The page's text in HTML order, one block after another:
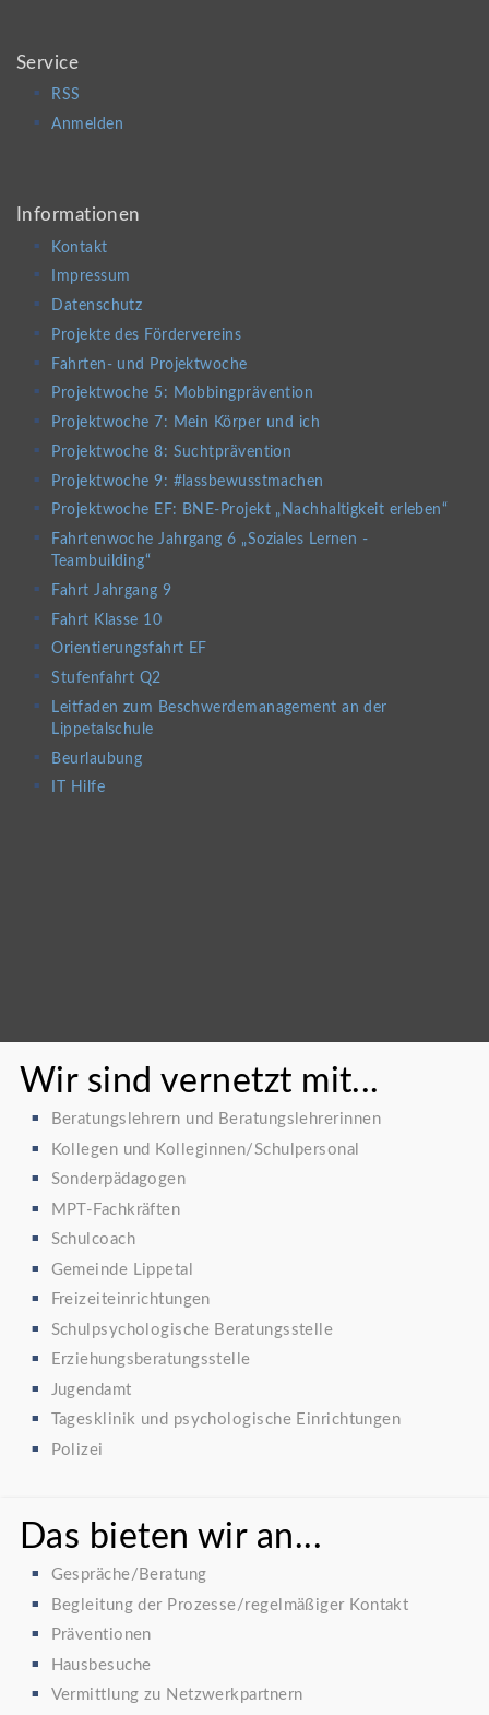
Service
RSS
Anmelden
Informationen
Kontakt
Impressum
Datenschutz
Projekte des Fördervereins
Fahrten- und Projektwoche
Projektwoche 5: Mobbingprävention
Projektwoche 7: Mein Körper und ich
Projektwoche 8: Suchtprävention
Projektwoche 9: #lassbewusstmachen
Projektwoche EF: BNE-Projekt „Nachhaltigkeit erleben“
Fahrtenwoche Jahrgang 6 „Soziales Lernen -
Teambuilding“
Fahrt Jahrgang 9
Fahrt Klasse 10
Orientierungsfahrt EF
Stufenfahrt Q2
Leitfaden zum Beschwerdemanagement an der
Lippetalschule
Beurlaubung
IT Hilfe
Wir sind vernetzt mit...
Beratungslehrern und Beratungslehrerinnen
Kollegen und Kolleginnen/Schulpersonal
Sonderpädagogen
MPT-Fachkräften
Schulcoach
Gemeinde Lippetal
Freizeiteinrichtungen
Schulpsychologische Beratungsstelle
Erziehungsberatungsstelle
Jugendamt
Tagesklinik und psychologische Einrichtungen
Polizei
Das bieten wir an...
Gespräche/Beratung
Begleitung der Prozesse/regelmäßiger Kontakt
Präventionen
Hausbesuche
Vermittlung zu Netzwerkpartnern